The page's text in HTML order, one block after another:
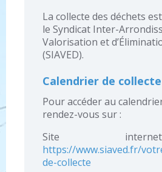
La collecte des déchets
le Syndicat Inter-
Valorisation et
(SIAVED).
Calendrier de collecte
Pour accéder au
rendez-vous sur :
Site
https://www.siaved.fr/
de-collecte